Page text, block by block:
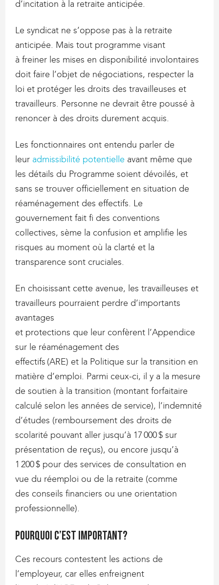
d’incitation à la retraite anticipée.
Le syndicat ne s’oppose pas à la retraite
anticipée. Mais tout programme visant
à freiner les mises en disponibilité involontaires
doit faire l’objet de négociations, respecter la
loi et protéger les droits des travailleuses et
travailleurs. Personne ne devrait être poussé à
renoncer à des droits durement acquis.
Les fonctionnaires ont entendu parler de
leur admissibilité potentielle avant même que
les détails du Programme soient dévoilés, et
sans se trouver officiellement en situation de
réaménagement des effectifs. Le
gouvernement fait fi des conventions
collectives, sème la confusion et amplifie les
risques au moment où la clarté et la
transparence sont cruciales.
En choisissant cette avenue, les travailleuses et
travailleurs pourraient perdre d’importants
avantages
et protections que leur confèrent l’Appendice
sur le réaménagement des
effectifs (ARE) et la Politique sur la transition en
matière d’emploi. Parmi ceux-ci, il y a la mesure
de soutien à la transition (montant forfaitaire
calculé selon les années de service), l’indemnité
d’études (remboursement des droits de
scolarité pouvant aller jusqu’à 17 000 $ sur
présentation de reçus), ou encore jusqu’à
1 200 $ pour des services de consultation en
vue du réemploi ou de la retraite (comme
des conseils financiers ou une orientation
professionnelle).
Pourquoi c’est important?
Ces recours contestent les actions de
l’employeur, car elles enfreignent